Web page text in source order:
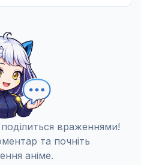
враженнями!
та почніть
аніме.